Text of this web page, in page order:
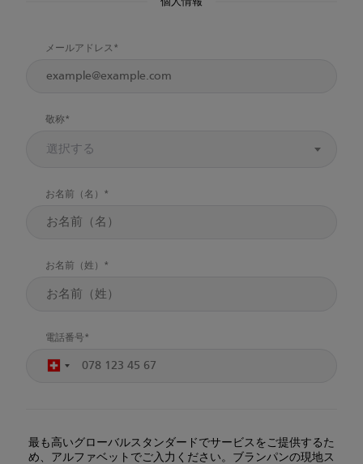
個人情報
メールアドレス
敬称
選択する
お名前（名）
お名前（姓）
電話番号
最も高いグローバルスタンダードでサービスをご提供するた
め、アルファベットでご入力ください。ブランパンの現地ス